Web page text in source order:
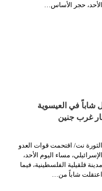
الأحد، حجر الأساس…
شاباً في العيسوية
غرب جنين
الثورة نت/ اقتحمت قوات العدو
الإسرائيلي، مساء اليوم الأحد،
مدينة قلقيلية الفلسطينية، فيما
اعتقلت شاباً من…